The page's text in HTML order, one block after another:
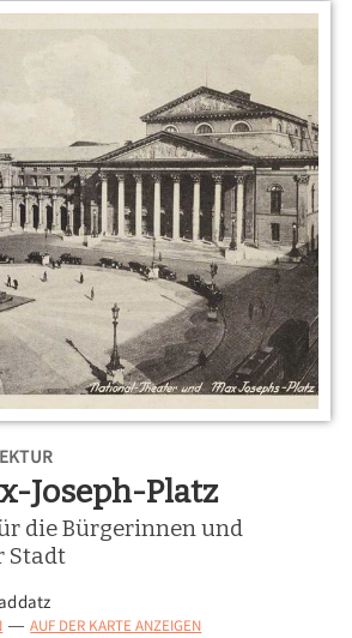
unter
Joseph-Platz
die Bürgerinnen und
Stadt
— AUF DER KARTE ANZEIGEN